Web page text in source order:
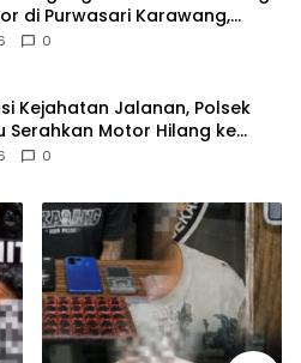
di Purwasari Karawang,
di Tengah Keramaian!
0
Kejahatan Jalanan, Polsek
Serahkan Motor Hilang ke
0